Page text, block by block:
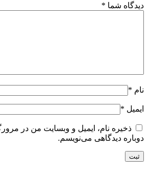
دیدگاه شما *
نام *
ایمیل *
ذخیره نام، ایمیل و وبسایت من در
دوباره دیدگاهی می‌نویسم.